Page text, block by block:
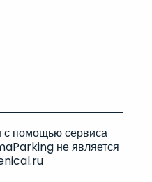
помощью сервиса
не является